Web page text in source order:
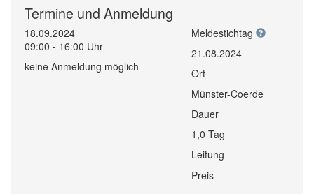
Termine und Anmeldung
18.09.2024
09:00 - 16:00 Uhr
keine Anmeldung möglich
Meldestichtag
21.08.2024
Ort
Münster-Coerde
Dauer
1,0 Tag
Leitung
Preis